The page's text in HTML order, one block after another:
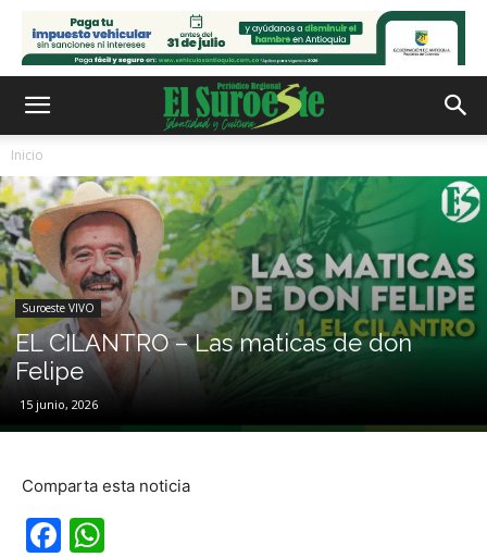
Inicio
Suroeste VIVO
EL CILANTRO – Las maticas de don
Felipe
15 junio, 2026
Comparta esta noticia
Facebook